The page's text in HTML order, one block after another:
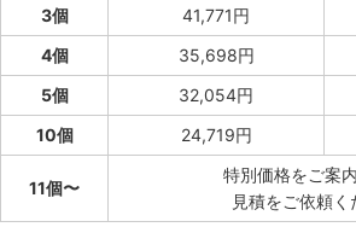
3個
41,771円
4個
35,698円
5個
32,054円
10個
24,719円
11個〜
特別価格をご案内
見積をご依頼く